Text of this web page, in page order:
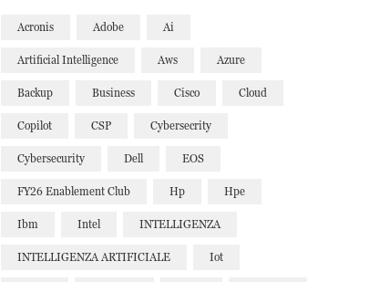
Acronis Adobe Ai
Artificial Intelligence Aws Azure
Backup Business Cisco Cloud
Copilot CSP Cybersecrity
Cybersecurity Dell EOS
FY26 Enablement Club Hp Hpe
Ibm Intel INTELLIGENZA
INTELLIGENZA ARTIFICIALE Iot